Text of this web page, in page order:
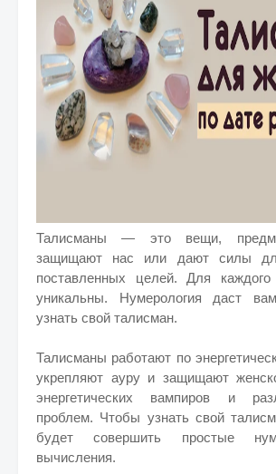
Талисманы — это вещи,
защищают нас или дают силы
поставленных целей. Для
уникальны. Нумерология даст
узнать свой талисман.
Талисманы работают по
укрепляют ауру и защищают
энергетических вампиров и
проблем. Чтобы узнать свой
будет совершить простые
вычисления.